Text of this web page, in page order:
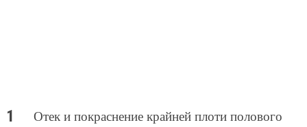
Отек и покраснение крайней плоти полового